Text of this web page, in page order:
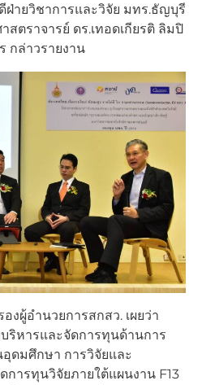
ายวิชาการและวิจัย มทร.ธัญบุรี
ตราจารย์ ดร.เทอดเกียรติ ลิมปิ
กล่าวรายงาน
งผู้อำนวยการสกสว. เผยว่า
ริหารและจัดการทุนด้านการ
ดมศึกษา การวิจัยและ
การทุนวิจัยภายใต้แผนงาน F13